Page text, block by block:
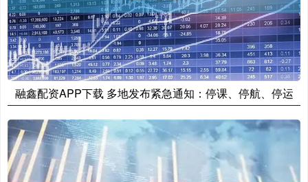
融鑫配资APP下载 多地发布紧急通知：停课、停航、停运